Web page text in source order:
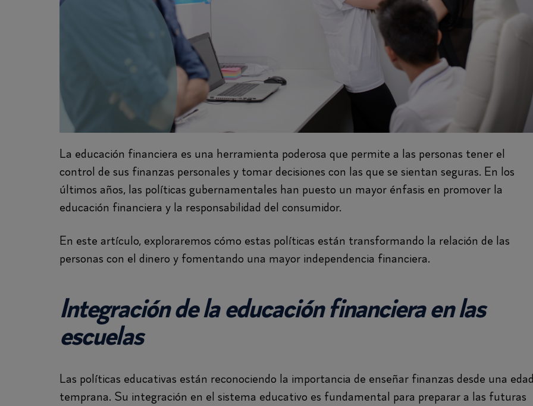
La educación financiera es una herramienta poderosa que permite a las personas tener el
control de sus finanzas personales y tomar decisiones con las que se sientan seguras. En los
últimos años, las políticas gubernamentales han puesto un mayor énfasis en promover la
educación financiera y la responsabilidad del consumidor.
En este artículo, exploraremos cómo estas políticas están transformando la relación de las
personas con el dinero y fomentando una mayor independencia financiera.
Integración de la educación financiera en las
escuelas
Las políticas educativas están reconociendo la importancia de enseñar finanzas desde una edad
temprana. Su integración en el sistema educativo es fundamental para preparar a las futuras